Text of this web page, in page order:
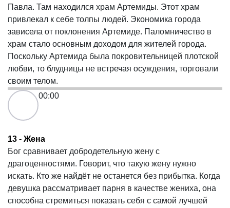
Павла. Там находился храм Артемиды. Этот храм
привлекал к себе толпы людей. Экономика города
зависела от поклонения Артемиде. Паломничество в
храм стало основным доходом для жителей города.
Поскольку Артемида была покровительницей плотской
любви, то блудницы не встречая осуждения, торговали
своим телом.
00:00
13 - Жена
Бог сравнивает добродетельную жену с
драгоценностями. Говорит, что такую жену нужно
искать. Кто же найдёт не останется без прибытка. Когда
девушка рассматривает парня в качестве жениха, она
способна стремиться показать себя с самой лучшей